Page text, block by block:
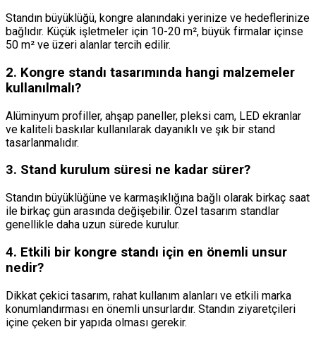
Standın büyüklüğü, kongre alanındaki yerinize ve hedeflerinize
bağlıdır. Küçük işletmeler için 10-20 m², büyük firmalar içinse
50 m² ve üzeri alanlar tercih edilir.
2. Kongre standı tasarımında hangi malzemeler
kullanılmalı?
Alüminyum profiller, ahşap paneller, pleksi cam, LED ekranlar
ve kaliteli baskılar kullanılarak dayanıklı ve şık bir stand
tasarlanmalıdır.
3. Stand kurulum süresi ne kadar sürer?
Standın büyüklüğüne ve karmaşıklığına bağlı olarak birkaç saat
ile birkaç gün arasında değişebilir. Özel tasarım standlar
genellikle daha uzun sürede kurulur.
4. Etkili bir kongre standı için en önemli unsur
nedir?
Dikkat çekici tasarım, rahat kullanım alanları ve etkili marka
konumlandırması en önemli unsurlardır. Standın ziyaretçileri
içine çeken bir yapıda olması gerekir.